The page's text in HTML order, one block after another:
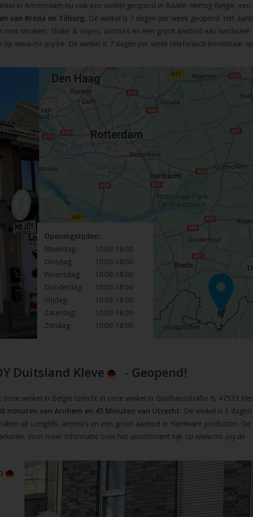
in Amsterdam nu ook een winkel geopend in Baarle-Hertog Belgie,
van Breda en Tilburg. De winkel is 7 dagen per week geopend. Het
met smaken, Shake & Vapes, aroma’s en een groot aanbod aan hardware.
op www.mr-joy.be. De winkel is 7 dagen per week telefonisch bereikbaar op
Openingstijden:
Maandag:
10:00-18:00
Dinsdag:
10:00-18:00
Woensdag:
10:00-18:00
Donderdag:
10:00-18:00
Vrijdag:
10:00-18:00
Zaterdag:
10:00-18:00
Zondag:
10:00-18:00
Duitsland Kleve - Geopend!
winkel in Belgie terecht in onze winkel in Gasthausstraße 9, 47533
minuten van Arnhem en 45 Minuten van Utrecht. De winkel is 6
uit Longfills, aroma’s en een groot aanbod in Hardware producten.
Voor meer informatie over het assortiment kijk op www.mr-joy.de